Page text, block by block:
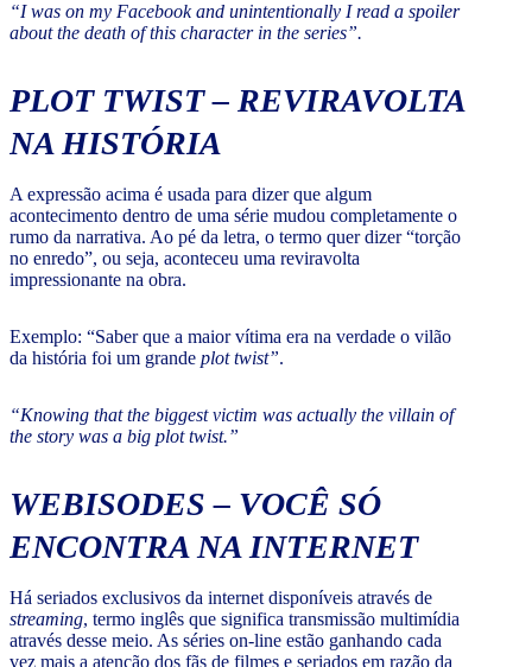
“I was on my Facebook and unintentionally I read a spoiler
about the death of this character in the series”.
PLOT TWIST– REVIRAVOLTA
NA HISTÓRIA
A expressão acima é usada para dizer que algum
acontecimento dentro de uma série mudou completamente o
rumo da narrativa. Ao pé da letra, o termo quer dizer “torção
no enredo”, ou seja, aconteceu uma reviravolta
impressionante na obra.
Exemplo: “Saber que a maior vítima era na verdade o vilão
da história foi um grande plot twist”.
“Knowing that the biggest victim was actually the villain of
the story was a big plot twist.”
WEBISODES– VOCÊ SÓ
ENCONTRA NA INTERNET
Há seriados exclusivos da internet disponíveis através de
streaming, termo inglês que significa transmissão multimídia
através desse meio. As séries on-line estão ganhando cada
vez mais a atenção dos fãs de filmes e seriados em razão da